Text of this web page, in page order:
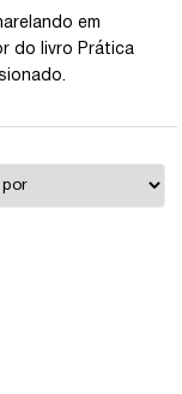
em
do livro Prática